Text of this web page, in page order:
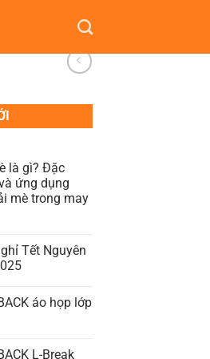
là gì? Đặc
ứng dụng
mè trong may
Tết Nguyên
áo họp lớp
L-Break